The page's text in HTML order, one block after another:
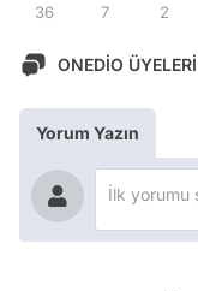
36 7 2
ONEDİO
Yorum Yazın